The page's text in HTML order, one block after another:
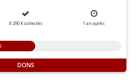
8 290 €collectés 1 an après
DONS